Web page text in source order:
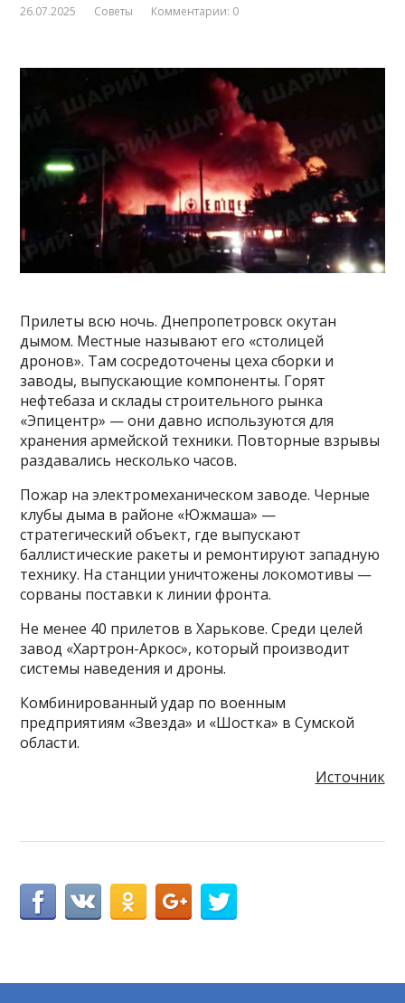
26.07.2025 Советы Комментарии: 0
Прилеты всю ночь. Днепропетровск окутан
дымом. Местные называют его «столицей
дронов». Там сосредоточены цеха сборки и
заводы, выпускающие компоненты. Горят
нефтебаза и склады строительного рынка
«Эпицентр» — они давно используются для
хранения армейской техники. Повторные взрывы
раздавались несколько часов.
Пожар на электромеханическом заводе. Черные
клубы дыма в районе «Южмаша» —
стратегический объект, где выпускают
баллистические ракеты и ремонтируют западную
технику. На станции уничтожены локомотивы —
сорваны поставки к линии фронта.
Не менее 40 прилетов в Харькове. Среди целей
завод «Хартрон-Аркос», который производит
системы наведения и дроны.
Комбинированный удар по военным
предприятиям «Звезда» и «Шостка» в Сумской
области.
Источник